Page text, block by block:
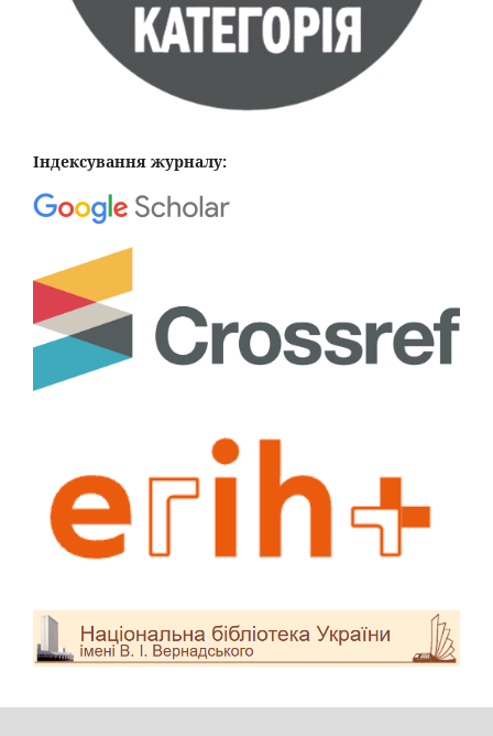
Індексування журналу: